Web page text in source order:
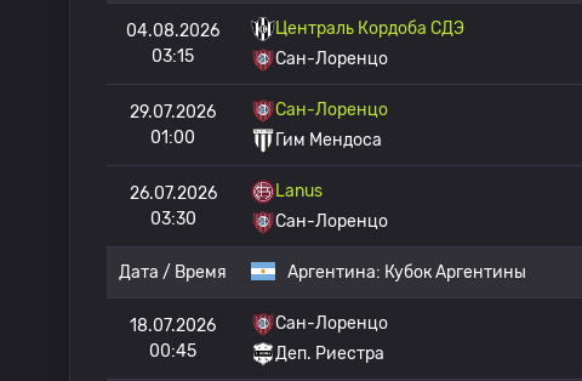
04.08.2026
03:15
Централь Кордоба СДЭ
Сан-Лоренцо
29.07.2026
01:00
Сан-Лоренцо
Гим Мендоса
26.07.2026
03:30
Lanus
Сан-Лоренцо
Дата / Время Аргентина: Кубок Аргентины
18.07.2026
00:45
Сан-Лоренцо
Деп. Риестра